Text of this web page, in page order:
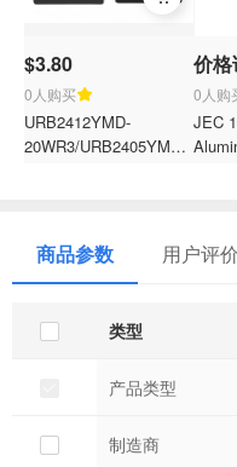
$3.80
0人购买
URB2412YMD-
20WR3/URB2405YMD-
DC power supply
converter/module
价
0人购
JEC
商品参数 用户评价
类型
产品类型
制造商